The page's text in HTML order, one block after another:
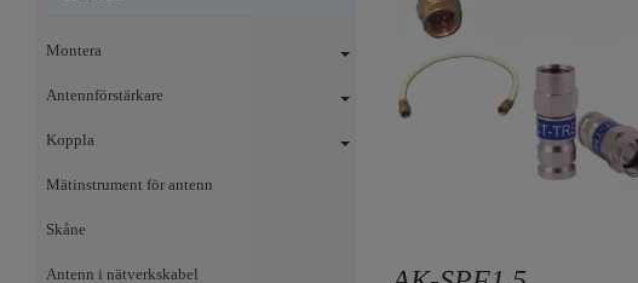
Montera
Antennförstärkare
Koppla
Mätinstrument för antenn
Skåne
Antenn i nätverkskabel